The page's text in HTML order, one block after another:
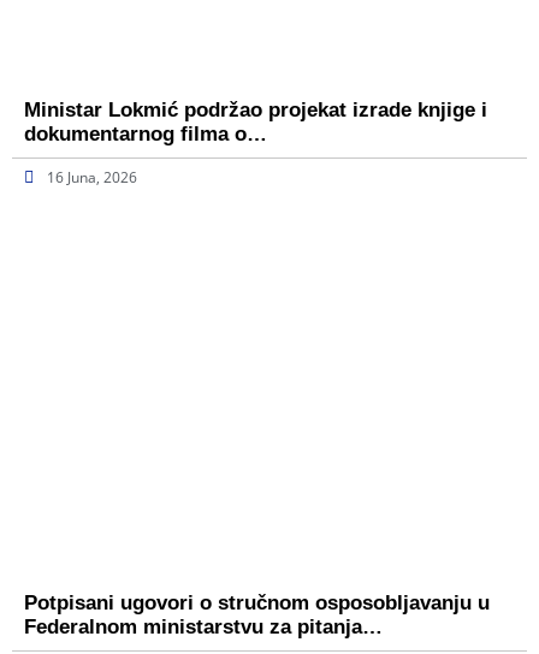
Ministar Lokmić podržao projekat izrade knjige i
dokumentarnog filma o…
16 Juna, 2026
Potpisani ugovori o stručnom osposobljavanju u
Federalnom ministarstvu za pitanja…